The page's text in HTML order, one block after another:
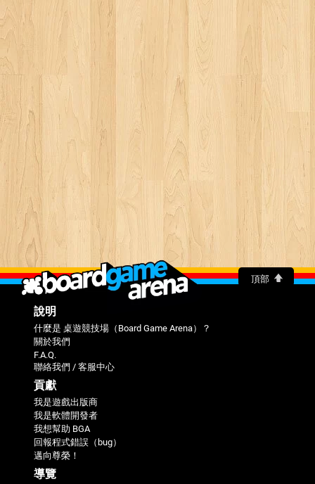
頂部
說明
什麼是 桌遊競技場（Board Game Arena）？
關於我們
F.A.Q.
聯絡我們 / 客服中心
貢獻
我是遊戲出版商
我是軟體開發者
我想幫助 BGA
回報程式錯誤（bug）
邁向尊榮！
導覽